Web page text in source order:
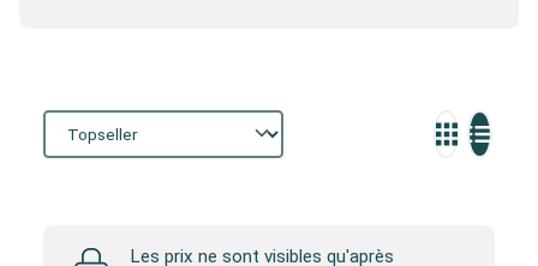
Les prix ne sont visibles qu'après